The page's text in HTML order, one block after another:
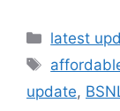
latest
Tags
update,